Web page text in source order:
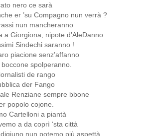
nero ce sarà
er ’su Compagno nun verrà ?
nun mancheranno
a Giorgiona, nipote d’AleDanno
Sindechi saranno !
piacione senz’affanno
boccone spolperanno.
de rango
der Fango
Renziane sempre bbone
popolo cojone.
Cartelloni a piantà
a da coprì ‘sta città
nun potemo più aspettà.